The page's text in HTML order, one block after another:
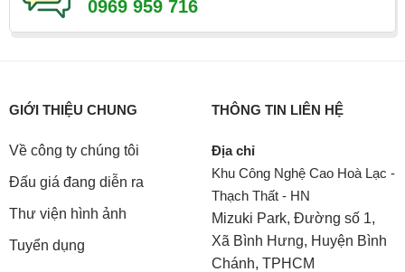
0969 959 716
GIỚI THIỆU CHUNG
Về công ty chúng tôi
Đấu giá đang diễn ra
Thư viện hình ảnh
Tuyển dụng
THÔNG TIN LIÊN HỆ
Địa chỉ
Khu Công Nghệ Cao Hoà Lạc -
Thạch Thất - HN
Mizuki Park, Đường số 1,
Xã Bình Hưng, Huyện Bình
Chánh, TPHCM